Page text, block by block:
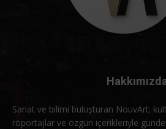
Sanat ve bilimi buluşturan NouvArt;
röportajlar ve özgün içerikleriyle